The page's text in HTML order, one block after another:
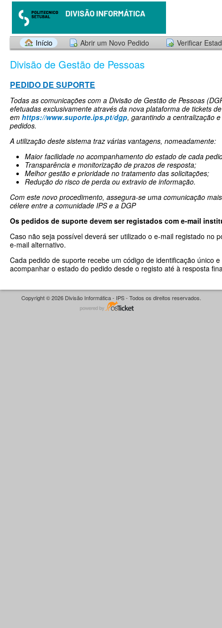
Início Abrir um Novo Pedido Verificar
Divisão de Gestão de Pessoas
PEDIDO DE SUPORTE
Todas as comunicações com a Divisão de Gestão de Pessoas
efetuadas exclusivamente através da nova plataforma de tickets
em https://www.suporte.ips.pt/dgp, garantindo a centralização
pedidos.
A utilização deste sistema traz várias vantagens, nomeadamente:
Maior facilidade no acompanhamento do estado de cada
Transparência e monitorização de prazos de resposta;
Melhor gestão e prioridade no tratamento das solicitações;
Redução do risco de perda ou extravio de informação.
Com este novo procedimento, assegura-se uma comunicação
célere entre a comunidade IPS e a DGP
Os pedidos de suporte devem ser registados com e-mail
Caso não seja possível deverá ser utilizado o e-mail registado no
e-mail alternativo.
Cada pedido de suporte recebe um código de identificação único
acompanhar o estado do pedido desde o registo até à resposta
Copyright © 2026 Divisão Informática - IPS - Todos os direitos reservados.